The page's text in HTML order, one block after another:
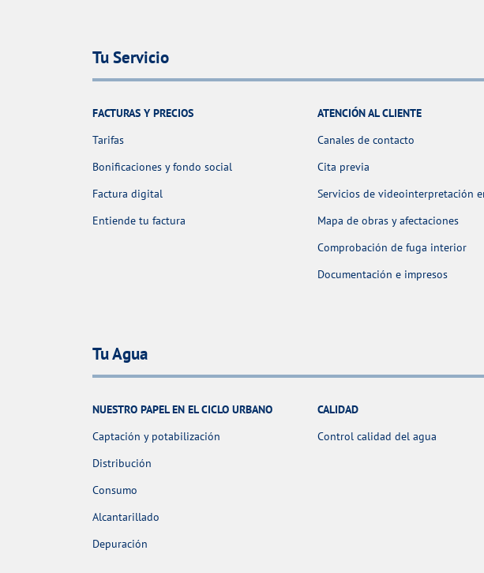
Tu Servicio
FACTURAS Y PRECIOS
Tarifas
Bonificaciones y fondo social
Factura digital
Entiende tu factura
ATENCIÓN AL CLIENTE
Canales de contacto
Cita previa
Servicios de videointerpretación
Mapa de obras y afectaciones
Comprobación de fuga interior
Documentación e impresos
Tu Agua
NUESTRO PAPEL EN EL CICLO URBANO
Captación y potabilización
Distribución
Consumo
Alcantarillado
Depuración
CALIDAD
Control calidad del agua